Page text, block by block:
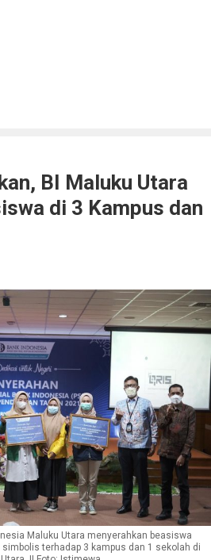
BI Maluku Utara
di 3 Kampus dan
Maluku Utara menyerahkan beasiswa
terhadap 3 kampus dan 1 sekolah di